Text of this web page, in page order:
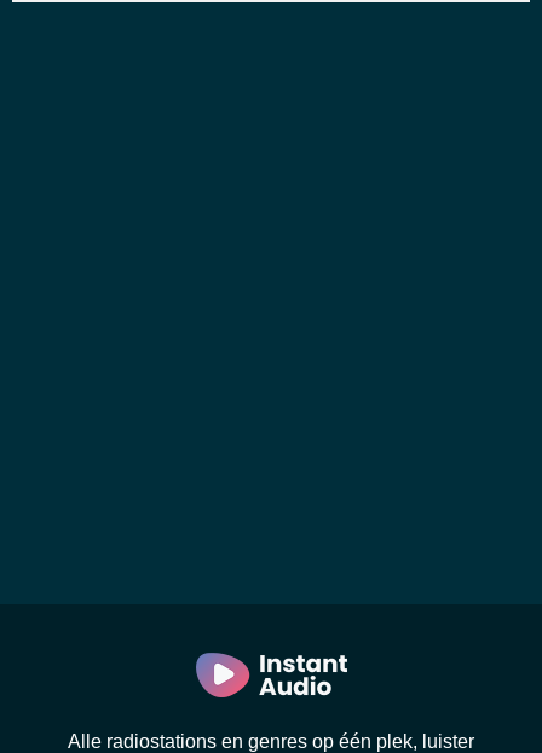
Alle radiostations en genres op één plek, luister